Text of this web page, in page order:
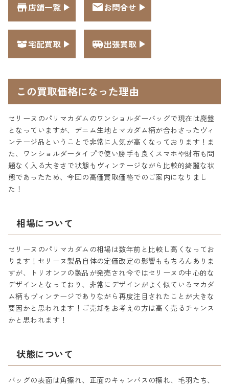
店舗一覧 お問合せ
宅配買取 出張買取
この買取価格になった理由
セリーヌのパリマカダムのワンショルダーバッグで現在は廃盤
となっていますが、デニム生地とマカダム柄が合わさったヴィ
ンテージ品ということで非常に人気が高くなっております！ま
た、ワンショルダータイプで使い勝手も良くスマホや財布も問
題なく入る大きさで状態もヴィンテージながら比較的綺麗な状
態であったため、今回の高価買取価格でのご案内になりまし
た！
相場について
セリーヌのパリマカダムの相場は数年前と比較し高くなってお
ります！セリーヌ製品自体の定価改定の影響ももちろんありま
すが、トリオンフの製品が発売され今ではセリーヌの中心的な
デザインとなっており、非常にデザインがよく似ているマカダ
ム柄もヴィンテージでありながら再度注目されたことが大きな
要因かと思われます！ご売却をお考えの方は高く売るチャンス
かと思われます！
状態について
バッグの表面は角擦れ、正面のキャンバスの擦れ、毛羽たち、